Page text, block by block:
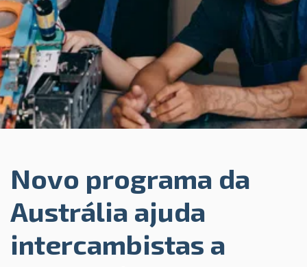
Novo programa da
Austrália ajuda
intercambistas a